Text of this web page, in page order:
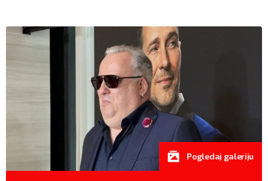
Pogledaj galeriju